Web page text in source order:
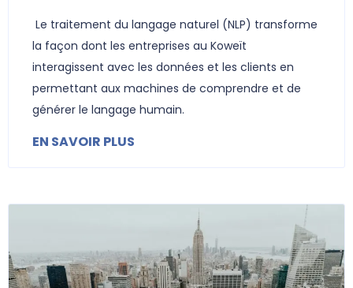
Le traitement du langage naturel (NLP) transforme
la façon dont les entreprises au Koweït
interagissent avec les données et les clients en
permettant aux machines de comprendre et de
générer le langage humain.
EN SAVOIR PLUS